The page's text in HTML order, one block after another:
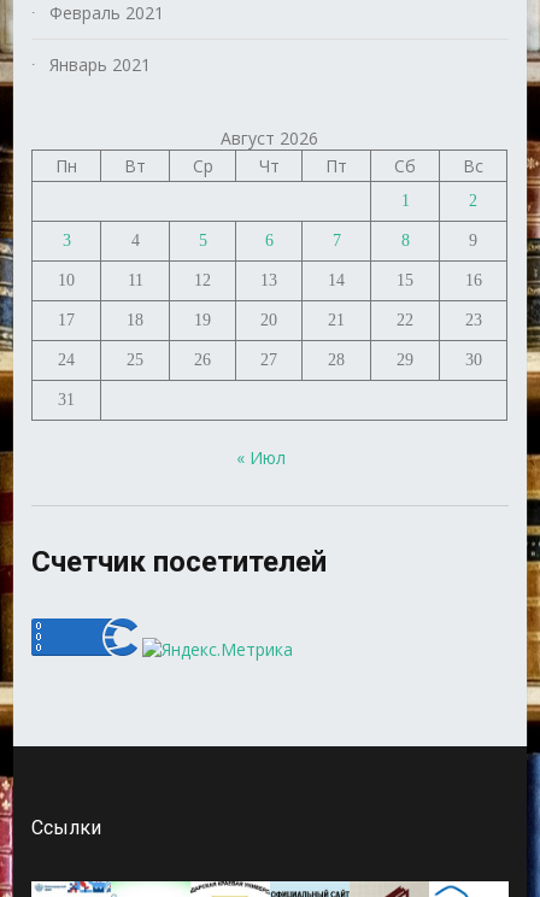
Февраль 2021
Январь 2021
Август 2026
Пн
Вт Ср Чт Пт Сб Вс
1 2
3 4 5 6 7 8 9
10 11 12 13 14 15 16
17 18 19 20 21 22 23
24 25 26 27 28 29 30
31
« Июл
Счетчик посетителей
Ссылки